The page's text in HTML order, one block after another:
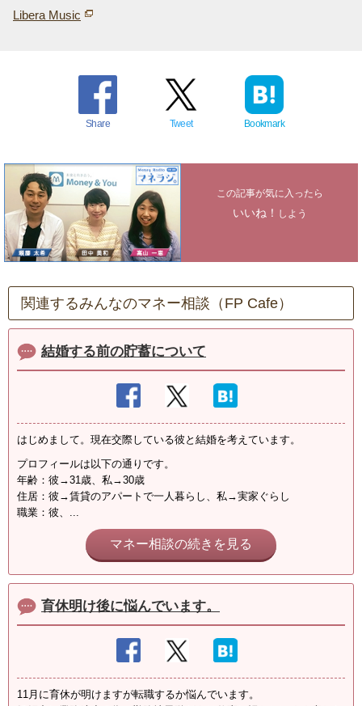
Libera Music
Share Tweet Bookmark
この記事が気に入ったら
いいね！ しよう
関連するみんなのマネー相談（FP Cafe）
結婚する前の貯蓄について
はじめまして。現在交際している彼と結婚を考えています。
プロフィールは以下の通りです。
年齢：彼→31歳、私→30歳
住居：彼→賃貸のアパートで一人暮らし、私→実家ぐらし
職業：彼、...
マネー相談の続きを見る
育休明け後に悩んでいます。
11月に育休が明けますが転職するか悩んでいます。